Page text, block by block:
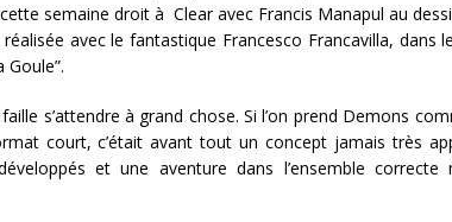
semaine droit à Clear avec Francis Manapul au
avec le fantastique Francesco Francavilla, dans
Goule”.
s’attendre à grand chose. Si l’on prend Demons
court, c’était avant tout un concept jamais très
et une aventure dans l’ensemble